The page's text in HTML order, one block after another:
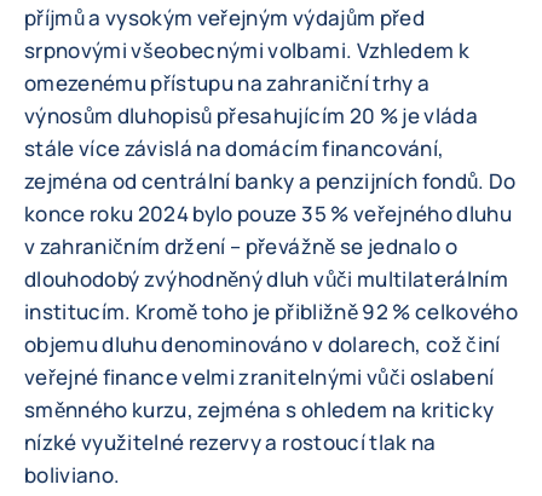
příjmů a vysokým veřejným výdajům před
srpnovými všeobecnými volbami. Vzhledem k
omezenému přístupu na zahraniční trhy a
výnosům dluhopisů přesahujícím 20 % je vláda
stále více závislá na domácím financování,
zejména od centrální banky a penzijních fondů. Do
konce roku 2024 bylo pouze 35 % veřejného dluhu
v zahraničním držení – převážně se jednalo o
dlouhodobý zvýhodněný dluh vůči multilaterálním
institucím. Kromě toho je přibližně 92 % celkového
objemu dluhu denominováno v dolarech, což činí
veřejné finance velmi zranitelnými vůči oslabení
směnného kurzu, zejména s ohledem na kriticky
nízké využitelné rezervy a rostoucí tlak na
boliviano.